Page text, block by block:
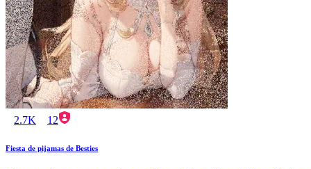
2.7K 12
Fiesta de pijamas de Besties